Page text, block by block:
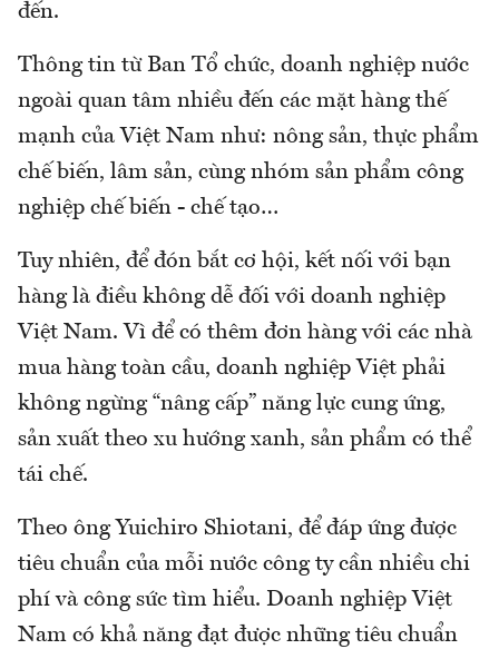
đến.
Thông tin từ Ban Tổ chức, doanh nghiệp nước
ngoài quan tâm nhiều đến các mặt hàng thế
mạnh của Việt Nam như: nông sản, thực phẩm
chế biến, lâm sản, cùng nhóm sản phẩm công
nghiệp chế biến - chế tạo…
Tuy nhiên, để đón bắt cơ hội, kết nối với bạn
hàng là điều không dễ đối với doanh nghiệp
Việt Nam. Vì để có thêm đơn hàng với các nhà
mua hàng toàn cầu, doanh nghiệp Việt phải
không ngừng “nâng cấp” năng lực cung ứng,
sản xuất theo xu hướng xanh, sản phẩm có thể
tái chế.
Theo ông Yuichiro Shiotani, để đáp ứng được
tiêu chuẩn của mỗi nước công ty cần nhiều chi
phí và công sức tìm hiểu. Doanh nghiệp Việt
Nam có khả năng đạt được những tiêu chuẩn